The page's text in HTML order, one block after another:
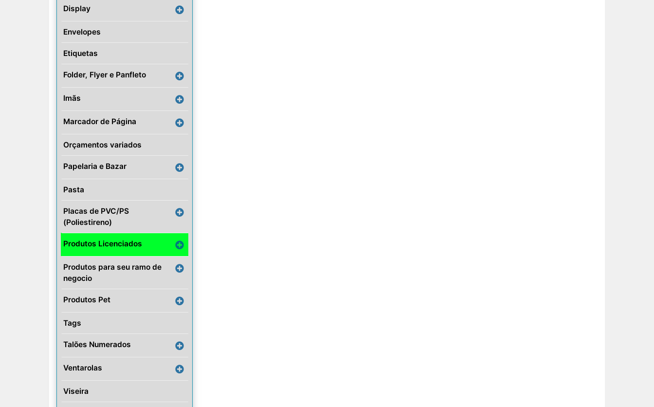
Display
Envelopes
Etiquetas
Folder, Flyer e Panfleto
Imãs
Marcador de Página
Orçamentos variados
Papelaria e Bazar
Pasta
Placas de PVC/PS
(Poliestireno)
Produtos Licenciados
Produtos para seu ramo de
negocio
Produtos Pet
Tags
Talões Numerados
Ventarolas
Viseira